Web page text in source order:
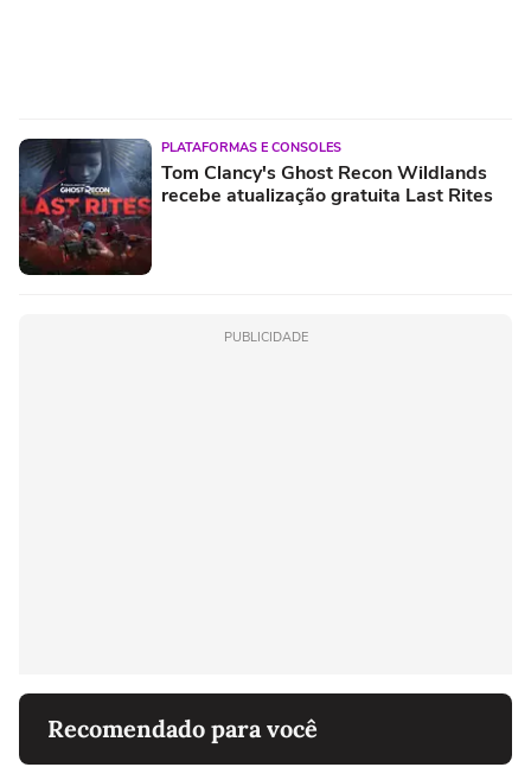
PLATAFORMAS E CONSOLES
Tom Clancy's Ghost Recon Wildlands
recebe atualização gratuita Last Rites
PUBLICIDADE
Recomendado para você